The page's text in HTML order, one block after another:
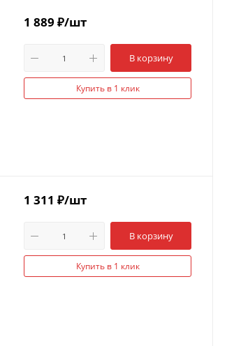
1 889 ₽/шт
В корзину
Купить в 1 клик
1 311 ₽/шт
В корзину
Купить в 1 клик